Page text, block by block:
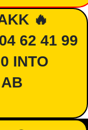
🔥
62 41 99
INTO